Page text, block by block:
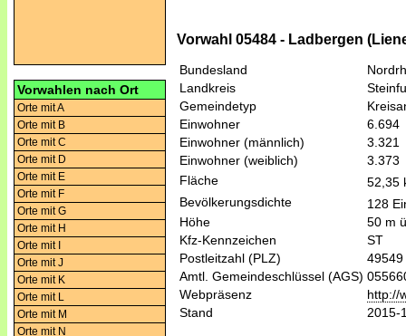
Vorwahlen nach Ort
Orte mit A
Orte mit B
Orte mit C
Orte mit D
Orte mit E
Orte mit F
Orte mit G
Orte mit H
Orte mit I
Orte mit J
Orte mit K
Orte mit L
Orte mit M
Orte mit N
Vorwahl 05484 - Ladbergen
Bundesland
Landkreis
Gemeindetyp
Einwohner
6.694
Einwohner (männlich)
3.321
Einwohner (weiblich)
3.373
Fläche
52,35
Bevölkerungsdichte
128
Höhe
50 m
Kfz-Kennzeichen
ST
Postleitzahl (PLZ)
49549
Amtl. Gemeindeschlüssel (AGS)
Webpräsenz
http://
Stand
2015-